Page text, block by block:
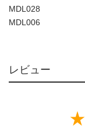
MDL028
MDL006
レビュー
star_rate